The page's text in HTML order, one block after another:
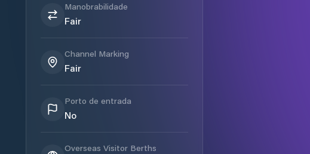
Manobrabilidade
Fair
Channel Marking
Fair
Porto de entrada
No
Overseas Visitor Berths